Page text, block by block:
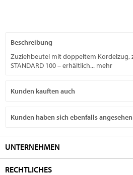
Beschreibung
Zuziehbeutel mit doppeltem Kordelzug,
STANDARD 100 – erhältlich... mehr
Kunden kauften auch
Kunden haben sich ebenfalls angesehen
UNTERNEHMEN
RECHTLICHES